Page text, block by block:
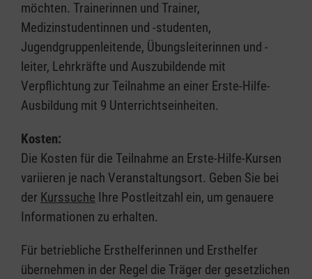
möchten. Trainerinnen und Trainer,
Medizinstudentinnen und -studenten,
Jugendgruppenleitende, Übungsleiterinnen und -
leiter, Lehrkräfte und Auszubildende mit
Verpflichtung zur Teilnahme an einer Erste-Hilfe-
Ausbildung mit 9 Unterrichtseinheiten.
Kosten:
Die Kosten für die Teilnahme an Erste-Hilfe-Kursen
variieren je nach Veranstaltungsort. Geben Sie bei
der Kurssuche Ihre Postleitzahl ein, um genauere
Informationen zu erhalten.
Für betriebliche Ersthelferinnen und Ersthelfer
übernehmen in der Regel die Träger der gesetzlichen